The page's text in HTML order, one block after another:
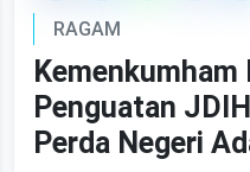
RAGAM
Penguatan
Perda Negeri